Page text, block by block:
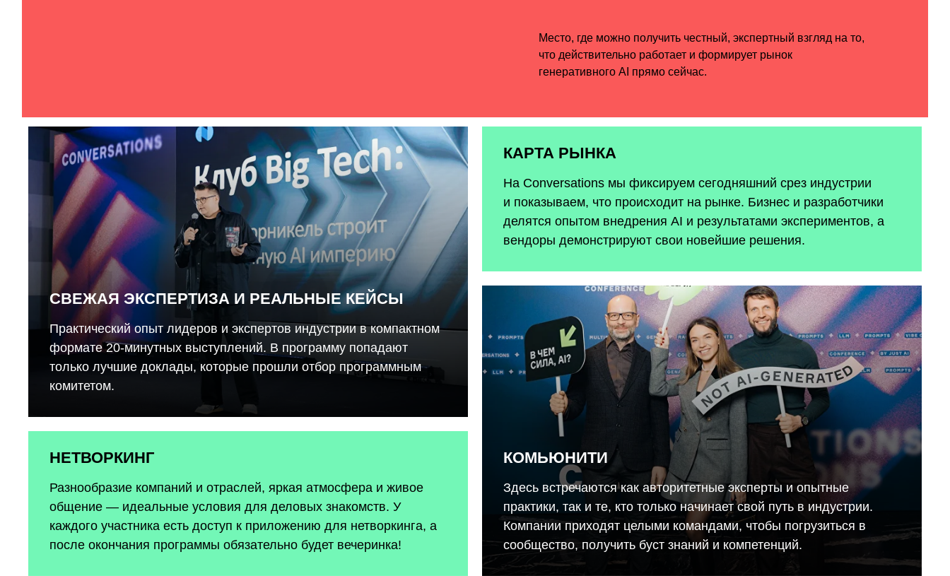
СВЕЖАЯ ЭКСПЕРТИЗА И РЕАЛЬНЫЕ КЕЙСЫ
Практический опыт лидеров и экспертов индустрии в компактном
формате 20-минутных выступлений. В программу попадают
только лучшие доклады, которые прошли отбор программным
комитетом.
НЕТВОРКИНГ
Разнообразие компаний и отраслей, яркая атмосфера и живое
общение — идеальные условия для деловых знакомств. У
каждого участника есть доступ к приложению для нетворкинга, а
после окончания программы обязательно будет вечеринка!
КАРТА РЫНКА
На Conversations мы фиксируем сегодняшний срез индустрии
и показываем, что происходит на рынке. Бизнес и разработчики
делятся опытом внедрения AI и результатами экспериментов, а
вендоры демонстрируют свои новейшие решения.
КОМЬЮНИТИ
Здесь встречаются как авторитетные эксперты и опытные
практики, так и те, кто только начинает свой путь в индустрии.
Компании приходят целыми командами, чтобы погрузиться в
сообщество, получить буст знаний и компетенций.